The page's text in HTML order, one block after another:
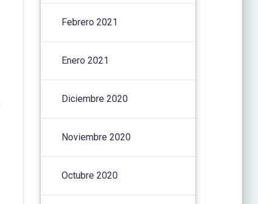
Febrero 2021
Enero 2021
Diciembre 2020
Noviembre 2020
Octubre 2020